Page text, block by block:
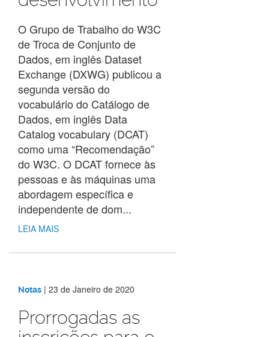
O Grupo de Trabalho do W3C
de Troca de Conjunto de
Dados, em inglês Dataset
Exchange (DXWG) publicou a
segunda versão do
vocabulário do Catálogo de
Dados, em inglês Data
Catalog vocabulary (DCAT)
como uma “Recomendação”
do W3C. O DCAT fornece às
pessoas e às máquinas uma
abordagem específica e
independente de dom...
LEIA MAIS
Notas | 23 de Janeiro de 2020
Prorrogadas as